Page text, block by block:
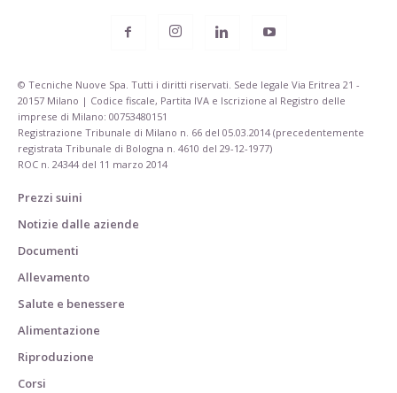
© Tecniche Nuove Spa. Tutti i diritti riservati. Sede legale Via Eritrea 21 -
20157 Milano | Codice fiscale, Partita IVA e Iscrizione al Registro delle
imprese di Milano: 00753480151
Registrazione Tribunale di Milano n. 66 del 05.03.2014 (precedentemente
registrata Tribunale di Bologna n. 4610 del 29-12-1977)
ROC n. 24344 del 11 marzo 2014
Prezzi suini
Notizie dalle aziende
Documenti
Allevamento
Salute e benessere
Alimentazione
Riproduzione
Corsi